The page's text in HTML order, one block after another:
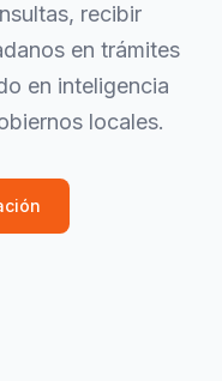
recibir
en trámites
en inteligencia
locales.